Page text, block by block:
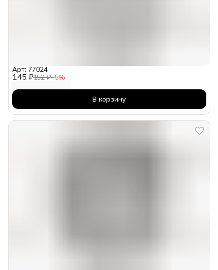
145 ₽152 ₽−5%
Арт: 77024
В корзину